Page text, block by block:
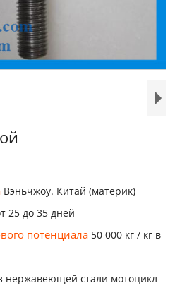
Вэньчжоу. Китай (материк)
25 до 35 дней
потенциала 50 000 кг / кг в
нержавеющей стали мотоцикл